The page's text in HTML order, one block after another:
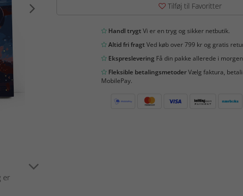
er
Tilføj til Favoritter
Handl trygtVi er en tryg og sikker netbutik.
Altid fri fragtVed køb over 799 kr og gratis
EkspresleveringFå din pakke allerede i
Fleksible betalingsmetoderVælg faktura,
MobilePay.